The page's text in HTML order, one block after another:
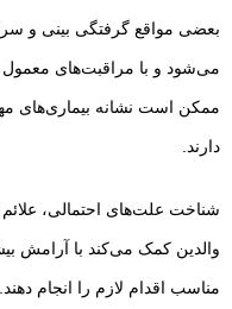
بعضی مواقع گرفتگی بینی و
می‌شود و با مراقبت‌های معمول
ممکن است نشانه بیماری‌های
دارند.
شناخت علت‌های احتمالی،
والدین کمک می‌کند با آرامش
مناسب اقدام لازم را انجام دهند.